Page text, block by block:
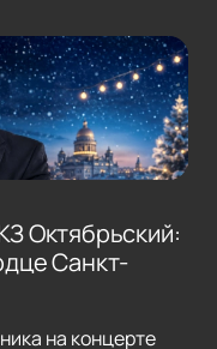
Октябрьский:
Санкт-
на концерте